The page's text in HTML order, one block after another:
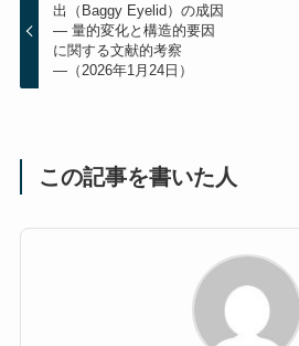
出（Baggy Eyelid）の成因
― 量的変化と構造的要因
に関する文献的考察
―（2026年1月24日）
この記事を書いた人